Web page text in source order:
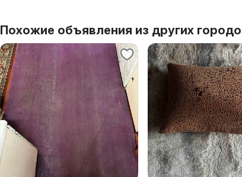
Похожие объявления из других